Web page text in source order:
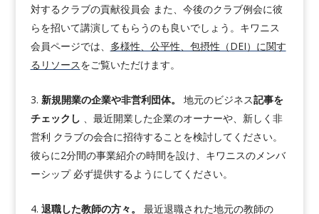
対するクラブの貢献役員会 また、今後のクラブ例会に彼
らを招いて講演してもらうのも良いでしょう。キワニス
会員ページでは、 多様性、公平性、包摂性（DEI）に関す
るリソースをご覧いただけます。
新規開業の企業や非営利団体。 地元のビジネス記事を
チェックし 、最近開業した企業のオーナーや、新しく非
営利 クラブの会合に招待することを検討してください。
彼らに2分間の事業紹介の時間を設け、キワニスのメンバ
ーシップ 必ず提供するようにしてください。
退職した教師の方々。 最近退職された地元の教師の